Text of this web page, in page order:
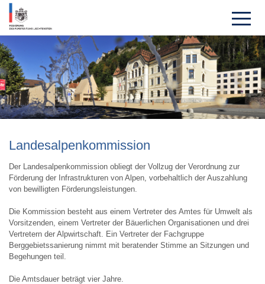
Landesalpen­kom­mission
Der Landesalpenkommission obliegt der Vollzug der Verordnung zur
Förderung der Infrastrukturen von Alpen, vorbehaltlich der Auszahlung
von bewilligten Förderungsleistungen.
Die Kommission besteht aus einem Vertreter des Amtes für Umwelt als
Vorsitzenden, einem Vertreter der Bäuerlichen Organisationen und drei
Vertretern der Alpwirtschaft. Ein Vertreter der Fachgruppe
Berggebietssanierung nimmt mit beratender Stimme an Sitzungen und
Begehungen teil.
Die Amtsdauer beträgt vier Jahre.